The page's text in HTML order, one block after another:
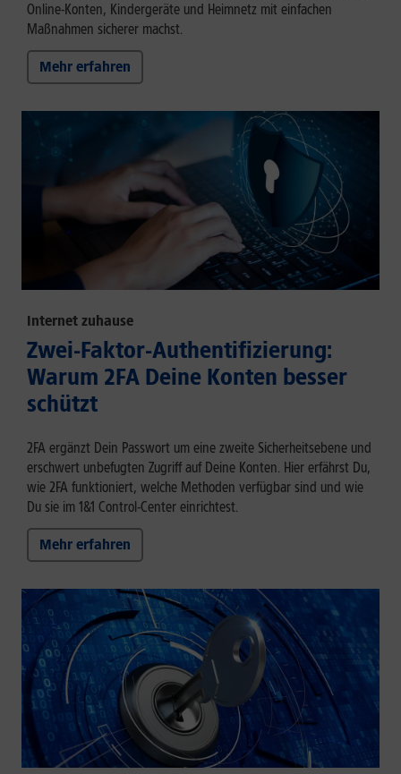
Online-Konten, Kindergeräte und Heimnetz mit einfachen
Maßnahmen sicherer machst.
Mehr erfahren
Internet zuhause
Zwei-Faktor-Authentifizierung:
Warum 2FA Deine Konten besser
schützt
2FA ergänzt Dein Passwort um eine zweite Sicherheitsebene und
erschwert unbefugten Zugriff auf Deine Konten. Hier erfährst Du,
wie 2FA funktioniert, welche Methoden verfügbar sind und wie
Du sie im 1&1 Control-Center einrichtest.
Mehr erfahren